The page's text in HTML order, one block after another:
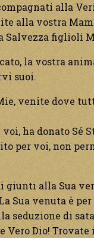
alla
alla vostra
Salvezza figlioli
la vostra
suoi.
venite dove
ha donato Sé
per voi, non
giunti alla Sua
Sua venuta è
seduzione di
Vero Dio!